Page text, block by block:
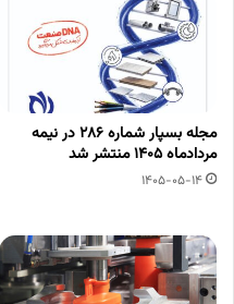
مجله بسپار شماره 286 در نیمه
مردادماه 1405 منتشر شد
1405-05-14